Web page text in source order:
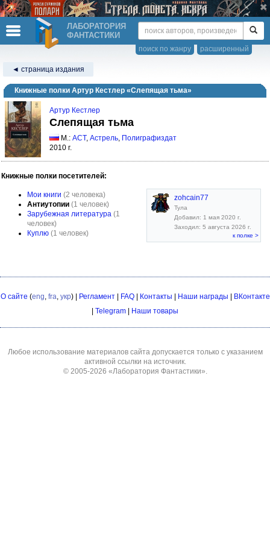
ЛАБОРАТОРИЯ
ФАНТАСТИКИ
расширенный
поиск по жанру
◄ страница издания
Книжные полки Артур Кестлер «Слепящая тьма»
Артур Кестлер
Слепящая тьма
М.: АСТ, Астрель, Полиграфиздат
2010 г.
Книжные полки посетителей:
Мои книги (2 человека)
Антиутопии (1 человек)
Зарубежная литература (1
человек)
Куплю (1 человек)
zohcain77
Тула
Добавил: 1 мая 2020 г.
Заходил: 5 августа 2026 г.
к полке >
О сайте (eng, fra, укр) | Регламент| FAQ| Контакты Наши награды
ВКонтакте
Telegram Наши товары
Любое использование материалов сайта допускается только с указанием
активной ссылки на источник.
© 2005-2026 «Лаборатория Фантастики».